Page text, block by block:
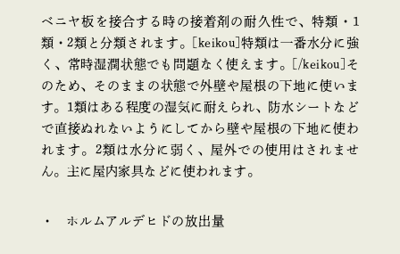
ベニヤ板を接合する時の接着剤の耐久性で、特類・1
類・2類と分類されます。[keikou]特類は一番水分に強
く、常時湿潤状態でも問題なく使えます。[/keikou]そ
のため、そのままの状態で外壁や屋根の下地に使いま
す。1類はある程度の湿気に耐えられ、防水シートなど
で直接ぬれないようにしてから壁や屋根の下地に使わ
れます。2類は水分に弱く、屋外での使用はされませ
ん。主に屋内家具などに使われます。
ホルムアルデヒドの放出量